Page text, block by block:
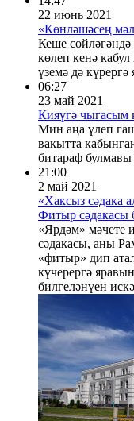
22 июнь 2021
«Көнләшәсең
Кеше
көлеп кенә
үземә дә
06:27
23 май 2021
Кияүгә чыгасым
Мин аңа үлеп
вакытта
битараф булмавы
21:00
2 май 2021
«Хаксыз сәдака
Фитыр сәдакасы
«Ярдәм» мәчете
сәдакасы, аны
«фитыр» дип
күчерергә
билгеләнүен